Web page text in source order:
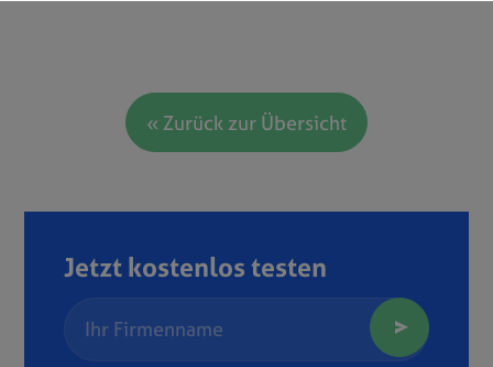
« Zurück zur Übersicht
Jetzt kostenlos testen